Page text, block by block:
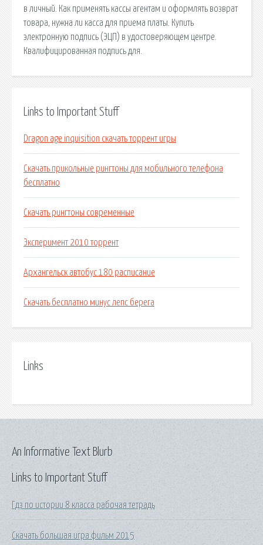
в личный. Как применять кассы агентам и оформлять возврат
товара, нужна ли касса для приема платы. Купить
электронную подпись (ЭЦП) в удостоверяющем центре.
Квалифицированная подпись для.
Links to Important Stuff
Dragon age inquisition скачать торрент игры
Скачать прикольные рингтоны для мобильного телефона
бесплатно
Скачать рингтоны современные
Эксперимент 2010 торрент
Архангельск автобус 180 расписание
Скачать бесплатно минус лепс берега
Links
Links to Important Stuff
Гдз по истории 8 класса рабочая тетрадь
Скачать большая игра фильм 2015
An Informative Text Blurb